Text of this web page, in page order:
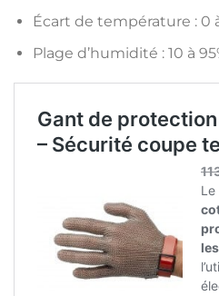
Écart de température : 0
Plage d’humidité : 10 à